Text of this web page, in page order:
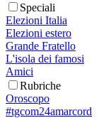
Speciali
Elezioni Italia
Elezioni estero
Grande Fratello
L'isola dei famosi
Amici
Rubriche
Oroscopo
#tgcom24amarcord